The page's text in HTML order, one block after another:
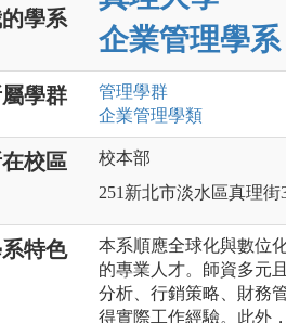
學系
企業管理學系
學群 管理學群
企業管理學類
校區
校本部
251新北市淡水區真理街
特色
本系順應全球化與數位
的專業人才。師資多元
分析、行銷策略、財務
得實際工作經驗。此外